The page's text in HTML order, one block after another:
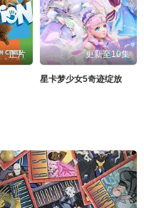
正片 更新至10集
星卡梦少女5奇迹绽放